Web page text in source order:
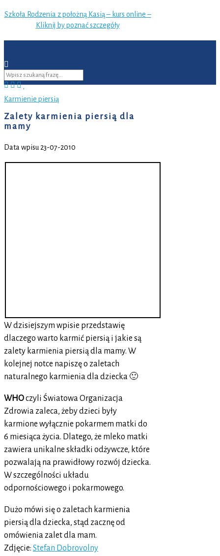
Szkoła Rodzenia z położną Kasią – kurs online –
Kliknij by poznać szczegóły
Karmienie piersią
Zalety karmienia piersią dla
mamy
Data wpisu 23-07-2010
W dzisiejszym wpisie przedstawię
dlaczego warto karmić piersią i jakie są
zalety karmienia piersią dla mamy. W
kolejnej notce napiszę o zaletach
naturalnego karmienia dla dziecka 🙂
WHOczyli Światowa Organizacja
Zdrowia zaleca, żeby dzieci były
karmione wyłącznie pokarmem matki do
6 miesiąca życia. Dlatego, że mleko matki
zawiera unikalne składki odżywcze, które
pozwalają na prawidłowy rozwój dziecka.
W szczególności układu
odpornościowego i pokarmowego.
Dużo mówi się o zaletach karmienia
piersią dla dziecka, stąd zacznę od
omówienia zalet dla mam.
Zdjęcie: Stefan Dobrovolny